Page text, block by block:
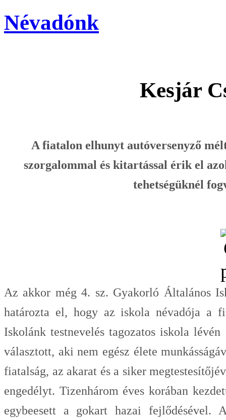
Névadónk
Kesjár
A fiatalon elhunyt autóversenyző
szorgalommal és kitartással érik el
tehetségüknél
Az akkor még 4. sz. Gyakorló Általános
határozta el, hogy az iskola névadója a
Iskolánk testnevelés tagozatos iskola
választott, aki nem egész élete
fiatalság, az akarat és a siker
engedélyt. Tizenhárom éves korában
egybeesett a gokart hazai fejlődésével.